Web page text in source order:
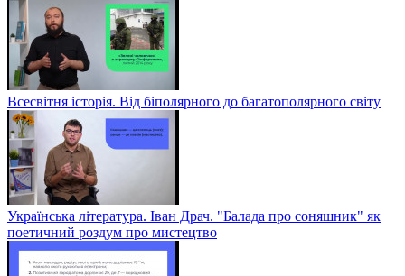
Всесвітня історія. Від біполярного до багатополярного світу
Українська література. Іван Драч. "Балада про соняшник" як
поетичний роздум про мистецтво